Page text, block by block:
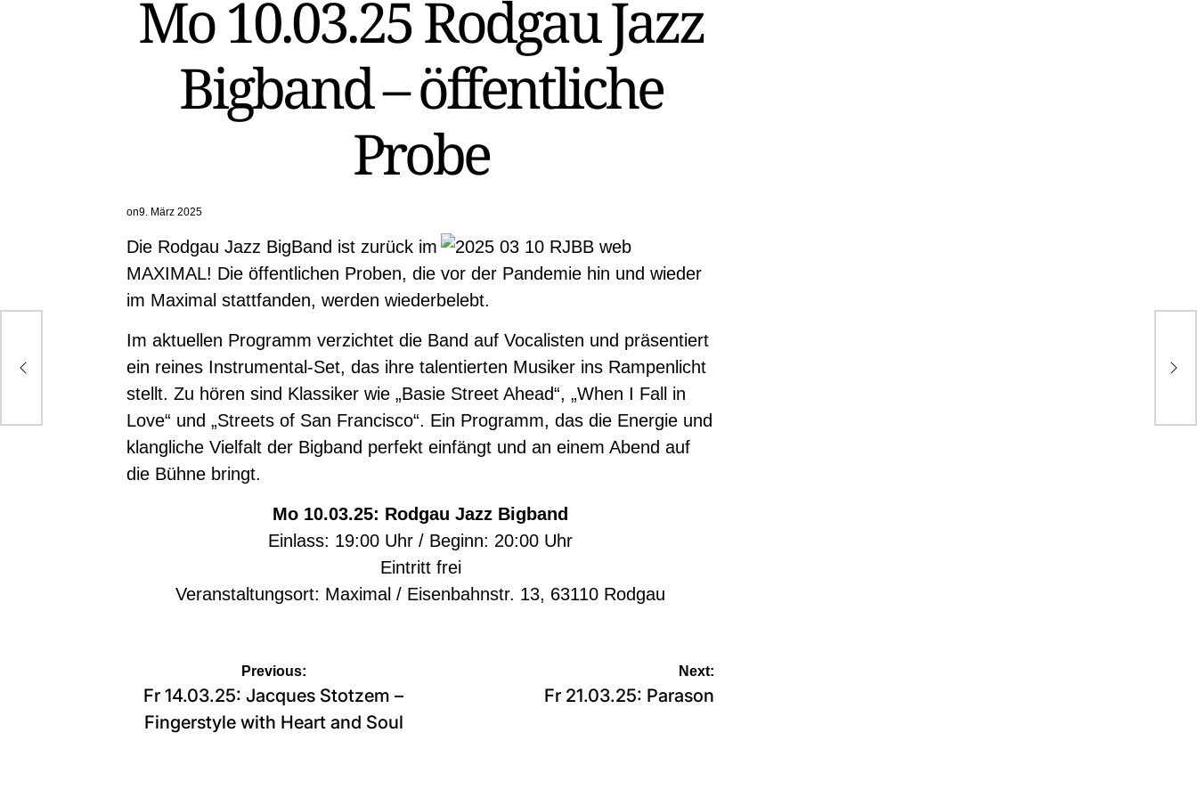
Mo 10.03.25 Rodgau Jazz
Bigband – öffentliche
Probe
on9. März 2025
Die Rodgau Jazz BigBand ist zurück im
MAXIMAL! Die öffentlichen Proben, die vor der Pandemie hin und wieder
im Maximal stattfanden, werden wiederbelebt.
Im aktuellen Programm verzichtet die Band auf Vocalisten und präsentiert
ein reines Instrumental-Set, das ihre talentierten Musiker ins Rampenlicht
stellt. Zu hören sind Klassiker wie „Basie Street Ahead“, „When I Fall in
Love“ und „Streets of San Francisco“. Ein Programm, das die Energie und
klangliche Vielfalt der Bigband perfekt einfängt und an einem Abend auf
die Bühne bringt.
Mo 10.03.25: Rodgau Jazz Bigband
Einlass: 19:00 Uhr / Beginn: 20:00 Uhr
Eintritt frei
Veranstaltungsort: Maximal / Eisenbahnstr. 13, 63110 Rodgau
Beitragsnavigation
Previous:
Fr 14.03.25: Jacques Stotzem –
Fingerstyle with Heart and Soul
Next:
Fr 21.03.25: Parason